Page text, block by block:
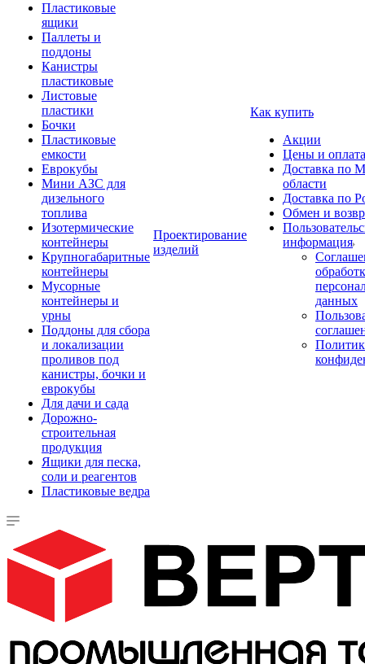
Пластиковые
ящики
Паллеты и
поддоны
Канистры
пластиковые
Листовые
пластики
Бочки
Пластиковые
емкости
Еврокубы
Мини АЗС для
дизельного
топлива
Изотермические
контейнеры
Крупногабаритные
контейнеры
Мусорные
контейнеры и
урны
Поддоны для сбора
и локализации
проливов под
канистры, бочки и
еврокубы
Для дачи и сада
Дорожно-
строительная
продукция
Ящики для песка,
соли и реагентов
Пластиковые ведра
Проектирование
изделий
Как купить
Акции
Цены и оплата
Доставка по
области
Доставка по
Обмен и
информация
данных